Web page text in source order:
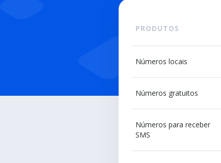
PRODUTOS
Números locais
Números gratuitos
Números para receber
SMS